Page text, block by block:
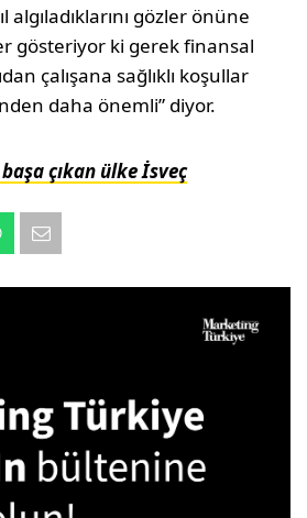
algıladıklarını gözler önüne
gösteriyor ki gerek finansal
çalışana sağlıklı koşullar
daha önemli” diyor.
çıkan ülke İsveç